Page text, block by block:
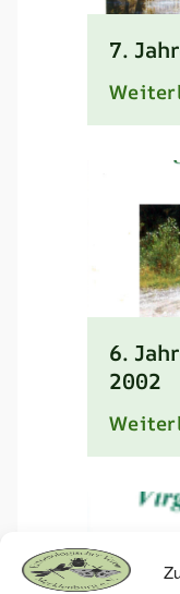
7.
6.
2002